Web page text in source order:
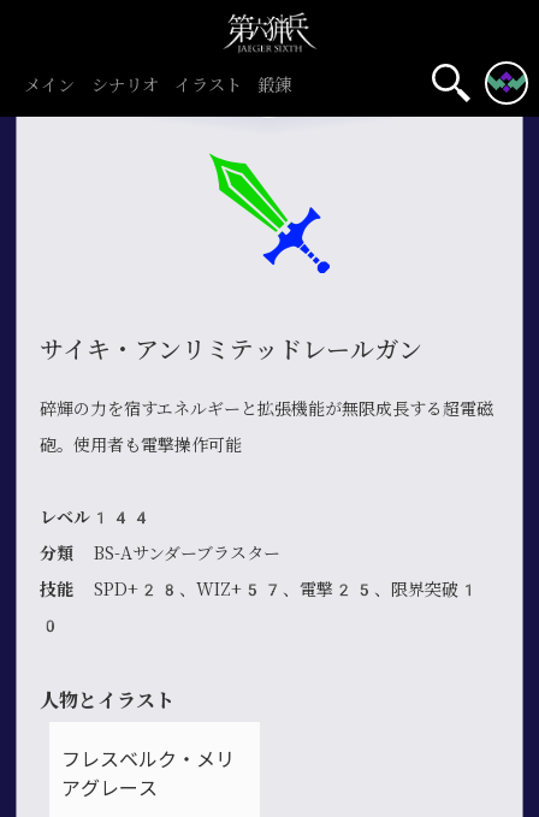
メイン シナリオ イラスト 鍛錬
サイキ・アンリミテッドレールガン
碎輝の力を宿すエネルギーと拡張機能が無限成長する超電磁
砲。使用者も電撃操作可能
レベル144
分類 BS-Aサンダーブラスター
技能 SPD+28、WIZ+57、電撃25、限界突破1
0
人物とイラスト
フレスベルク・メリ
アグレース